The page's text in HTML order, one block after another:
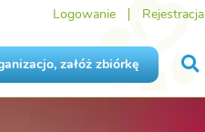
Logowanie Rejestracja
załóż zbiórkę